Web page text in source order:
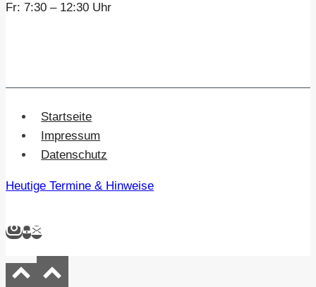
Fr: 7:30 – 12:30 Uhr
Startseite
Impressum
Datenschutz
Heutige Termine & Hinweise